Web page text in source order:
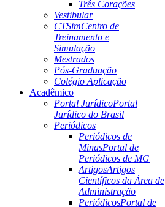
Três Corações
Vestibular
CTSimCentro de
Treinamento e
Simulação
Mestrados
Pós-Graduação
Colégio Aplicação
Acadêmico
Portal JurídicoPortal
Jurídico do Brasil
Periódicos
Periódicos de
MinasPortal de
Periódicos de MG
ArtigosArtigos
Científicos da Área de
Administração
PeriódicosPortal de